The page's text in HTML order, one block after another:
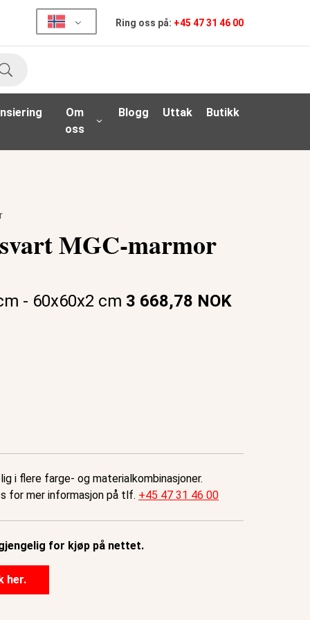
Ring oss på: +45 47 31 46 00
Søk
Om
oss
Blogg Uttak Butikk
MGC-marmor
- 60x60x2 cm 3 668,78 NOK
i flere farge- og materialkombinasjoner.
for mer informasjon på tlf. +45 47 31 46 00
for kjøp på nettet.
her.